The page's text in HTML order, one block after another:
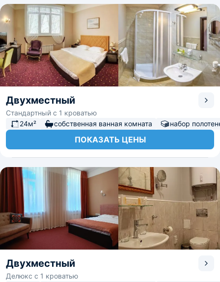
Двухместный
Стандартный с 1 кроватью
24м²
собственная ванная комната набор
ПОКАЗАТЬ ЦЕНЫ
Двухместный
Делюкс с 1 кроватью